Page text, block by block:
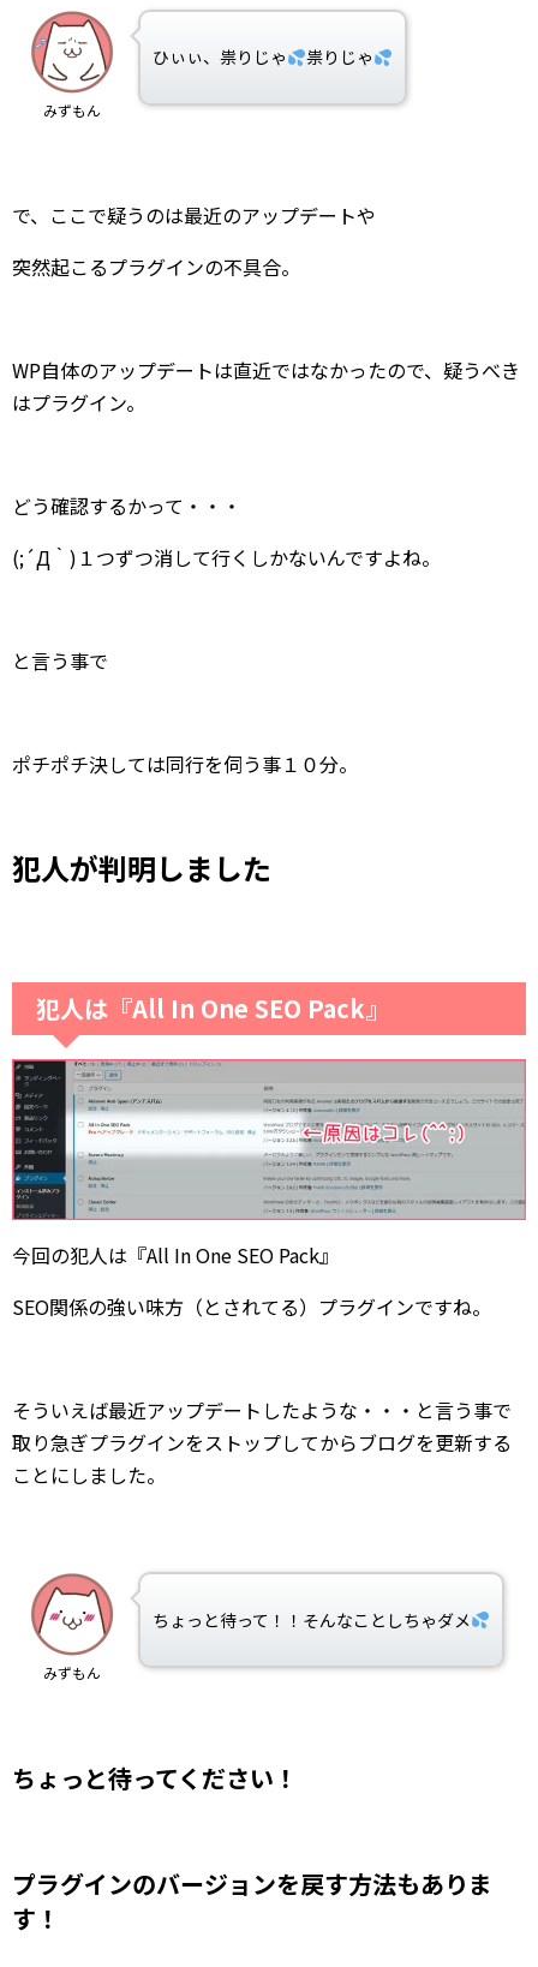
みずもん
ひぃぃ、祟りじゃ 祟りじゃ
で、ここで疑うのは最近のアップデートや
突然起こるプラグインの不具合。
WP自体のアップデートは直近ではなかったので、疑うべき
はプラグイン。
どう確認するかって・・・
(;´Д｀)１つずつ消して行くしかないんですよね。
と言う事で
ポチポチ決しては同行を伺う事１０分。
犯人が判明しました
犯人は『All In One SEO Pack』
今回の犯人は『All In One SEO Pack』
SEO関係の強い味方（とされてる）プラグインですね。
そういえば最近アップデートしたような・・・と言う事で
取り急ぎプラグインをストップしてからブログを更新する
ことにしました。
みずもん
ちょっと待って！！そんなことしちゃダメ
ちょっと待ってください！
プラグインのバージョンを戻す方法もありま
す！